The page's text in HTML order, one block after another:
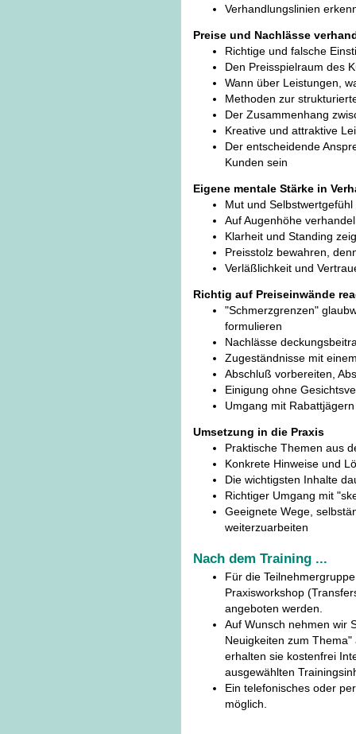
Verhandlungslinien
Preise und Nachlässe
Richtige und falsche
Den Preisspielraum des
Wann über Leistungen,
Methoden zur
Der Zusammenhang
Kreative und attraktive
Der entscheidende
Kunden sein
Eigene mentale Stärke in
Mut und
Auf Augenhöhe
Klarheit und Standing
Preisstolz bewahren,
Verläßlichkeit und
Richtig auf Preiseinwände
"Schmerzgrenzen"
formulieren
Nachlässe
Zugeständnisse mit
Abschluß vorbereiten,
Einigung ohne
Umgang mit
Umsetzung in die Praxis
Praktische Themen aus
Konkrete Hinweise und
Die wichtigsten Inhalte
Richtiger Umgang mit
Geeignete Wege,
weiterzuarbeiten
Nach dem Training ...
Für die
Praxisworkshop
angeboten werden.
Auf Wunsch nehmen wir
Neuigkeiten zum
erhalten sie kostenfrei
ausgewählten
Ein telefonisches oder
möglich.